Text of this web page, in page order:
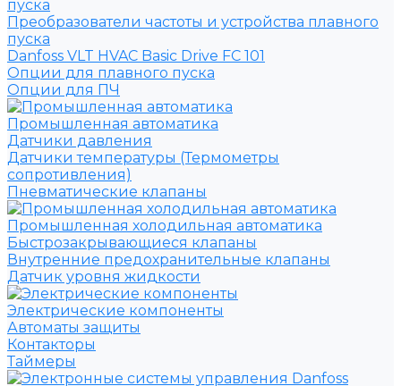
Преобразователи частоты и устройства плавного
пуска
Danfoss VLT HVAC Basic Drive FC 101
Опции для плавного пуска
Опции для ПЧ
Промышленная автоматика
Датчики давления
Датчики температуры (Термометры
сопротивления)
Пневматические клапаны
Промышленная холодильная автоматика
Быстрозакрывающиеся клапаны
Внутренние предохранительные клапаны
Датчик уровня жидкости
Электрические компоненты
Автоматы защиты
Контакторы
Таймеры